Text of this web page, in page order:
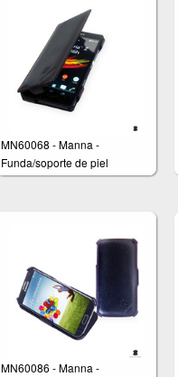
MN60068 - Manna -
Funda/soporte de piel
genuina para Sony Xperia Z
MN60086 - Manna -